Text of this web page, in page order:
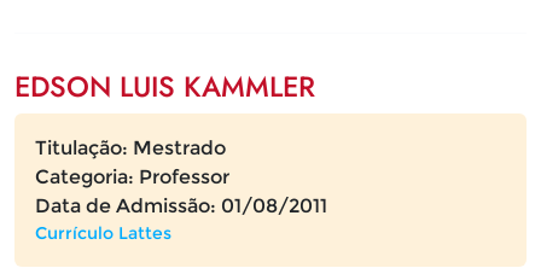
EDSON LUIS KAMMLER
Titulação: Mestrado
Categoria: Professor
Data de Admissão: 01/08/2011
Currículo Lattes